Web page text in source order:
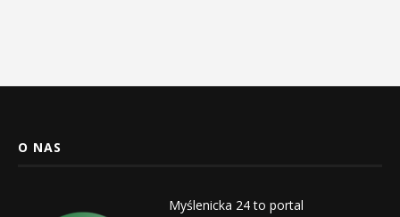
O NAS
Myślenicka 24 to portal